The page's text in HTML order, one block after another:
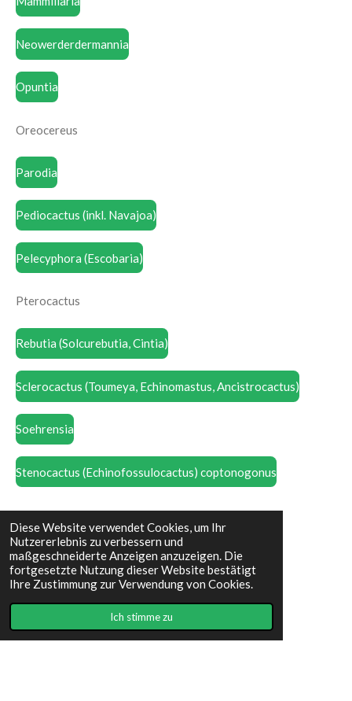
Diese Website verwendet Cookies, um Ihr
Nutzererlebnis zu verbessern und
maßgeschneiderte Anzeigen anzuzeigen. Die
fortgesetzte Nutzung dieser Website bestätigt
Ihre Zustimmung zur Verwendung von Cookies.
Ich stimme zu
Neowerderdermannia
Opuntia
Oreocereus
Parodia
Pediocactus (inkl. Navajoa)
Pelecyphora (Escobaria)
Pterocactus
Rebutia (Solcurebutia, Cintia)
Sclerocactus (Toumeya, Echinomastus, Ancistrocactus)
Soehrensia
Stenocactus (Echinofossulocactus) coptonogonus
Tephrocactus
Thelocactus
Weingartia